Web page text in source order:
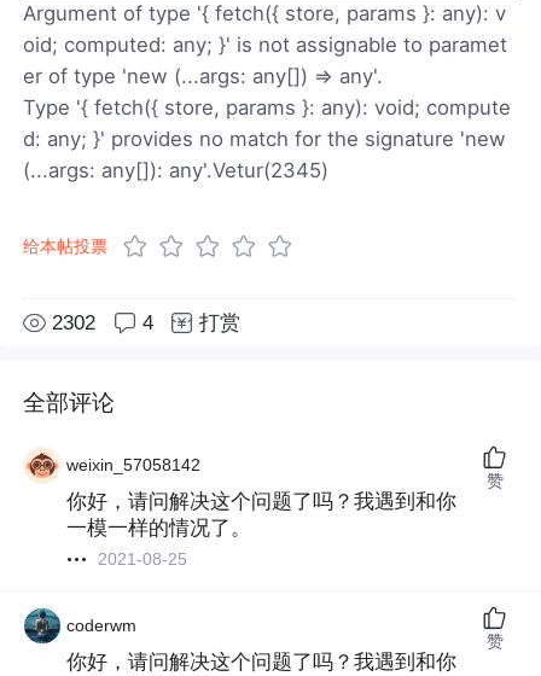
Argument of type '{ fetch({ store, params }: any): v
oid; computed: any; }' is not assignable to paramet
er of type 'new (...args: any[]) => any'.
Type '{ fetch({ store, params }: any): void; compute
d: any; }' provides no match for the signature 'new
(...args: any[]): any'.Vetur(2345)
给本帖投票
2302 4 打赏
全部评论
weixin_57058142
你好，请问解决这个问题了吗？我遇到和你
一模一样的情况了。
2021-08-25
赞
coderwm
你好，请问解决这个问题了吗？我遇到和你
赞